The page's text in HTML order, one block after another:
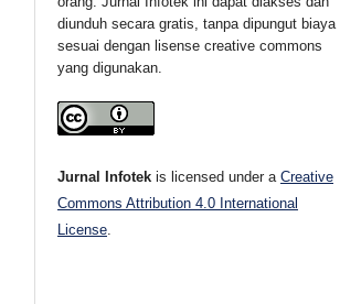
diunduh secara gratis, tanpa dipungut biaya
sesuai dengan lisense creative commons
yang digunakan.
Jurnal Infotek is licensed under aCreative
Commons Attribution 4.0 International
License